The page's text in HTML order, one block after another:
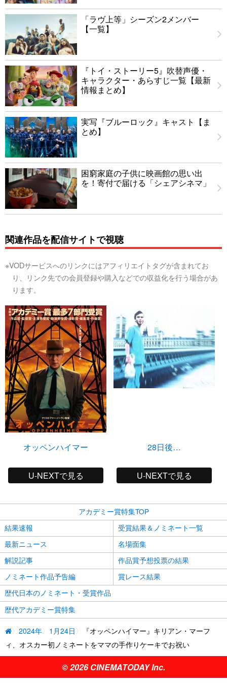
「ラヴ上等」シーズン2メンバー
【一覧】
『トイ・ストーリー5』吹替声優・
キャラクター・あらすじ一覧【最新
情報まとめ】
実写『ブルーロック』キャスト【ま
とめ】
困窮家庭の子供に映画館の思い出
を！寄付で届ける「シェアシネマ」
関連作品を配信サイトで視聴
※VODサービスへのリンクにはアフィリエイトタグが含まれてお
り、リンク先での会員登録や購入などでの収益化を行う場合があ
ります。
オッペンハイマー
U-NEXTで見る
28日後…
U-NEXTで見る
アカデミー賞特集TOP
結果速報
受賞結果＆ノミネート一覧
最新ニュース
名場面集
解説記事
作品賞予想投票の結果
ノミネート作品予告編
賞レース結果
歴代日本のノミネート・受賞作品
歴代アカデミー賞特集
2024年 1月24日
『オッペンハイマー』キリアン・マーフ
ィ、オスカー初ノミネートをママの手作りケーキでお祝い
© 2026 CINEMATODAY Inc.